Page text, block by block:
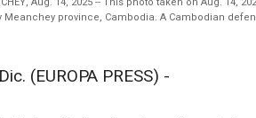
province, Cambodia. A Cambodian
(EUROPA PRESS) -